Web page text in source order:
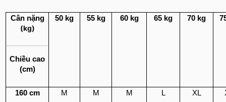
Cân nặng
(kg)
Chiều cao
(cm)
50 kg 55 kg 60 kg 65 kg 70 kg
160 cm M M M L XL